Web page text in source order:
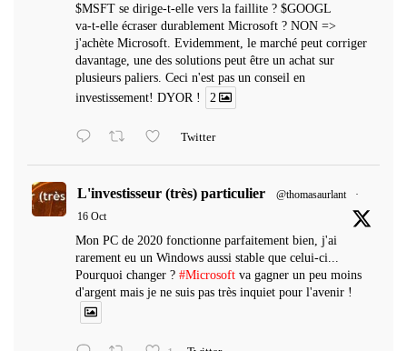
$MSFT se dirige-t-elle vers la faillite ? $GOOGL
va-t-elle écraser durablement Microsoft ? NON =>
j'achète Microsoft. Evidemment, le marché peut corriger
davantage, une des solutions peut être un achat sur
plusieurs paliers. Ceci n'est pas un conseil en
investissement! DYOR !
2
Twitter
L'investisseur (très) particulier @thomasaurlant
·
16 Oct
Mon PC de 2020 fonctionne parfaitement bien, j'ai
rarement eu un Windows aussi stable que celui-ci...
Pourquoi changer ? #Microsoft va gagner un peu moins
d'argent mais je ne suis pas très inquiet pour l'avenir !